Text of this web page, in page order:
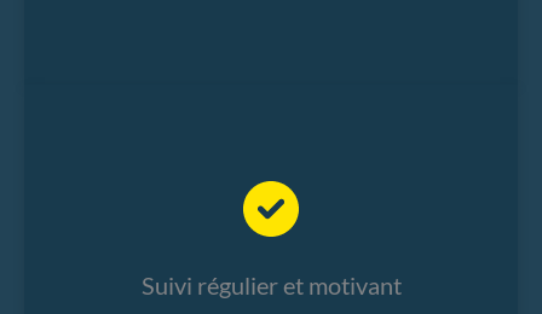
Suivi régulier et motivant